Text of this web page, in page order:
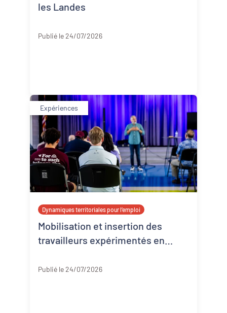
les Landes
Publié le 24/07/2026
Expériences
Dynamiques territoriales pour l’emploi
Mobilisation et insertion des
travailleurs expérimentés en
Publié le 24/07/2026